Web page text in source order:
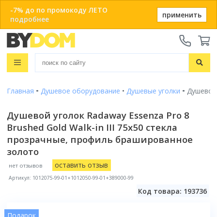
-7% до по промокоду ЛЕТО
подробнее
применить
Телефоны:
+375 33 666-05-81
Онлайн-консультации:
Telegram
info@bydom.by
Показать все результаты
Душевые кабины с ванной
Душевые уголки
Душевые поддоны
Душевые двери
Материал
Акриловые
Чугунные
Стальные
Из искусственного камня
Форма
Душевые кабины
Популярный размер
Смотреть все
Душевые боксы
Популярный размер бокса
135x135
Душевые уголки
90x90
Размер
Главная Душевое оборудование Душевые уголки Душевой
Душевой уголок Radaway Essenza Pro 8
Brushed Gold Walk-in III 75x50 стекла
прозрачные, профиль брашированное
золото
нет отзывов оставить отзыв
Артикул: 1012075-99-01+1012050-99-01+389000-99
Код товара: 193736